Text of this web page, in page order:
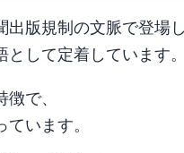
出版規制の文脈で登場
として定着しています
で、
います。